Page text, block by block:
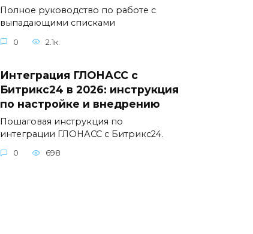
Полное руководство по работе с
выпадающими списками
0 2.1к.
Интеграция ГЛОНАСС с
Битрикс24 в 2026: инструкция
по настройке и внедрению
Пошаговая инструкция по
интеграции ГЛОНАСС с Битрикс24.
0 698